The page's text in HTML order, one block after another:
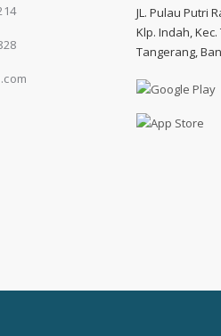
JL. Pulau Putri
Klp. Indah,
Tangerang,